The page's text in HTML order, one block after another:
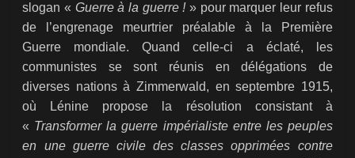
slogan « Guerre à la guerre ! » pour marquer leur refus
de l’engrenage meurtrier préalable à la Première
Guerre mondiale. Quand celle-ci a éclaté, les
communistes se sont réunis en délégations de
diverses nations à Zimmerwald, en septembre 1915,
où Lénine propose la résolution consistant à
« Transformer la guerre impérialiste entre les peuples
en une guerre civile des classes opprimées contre